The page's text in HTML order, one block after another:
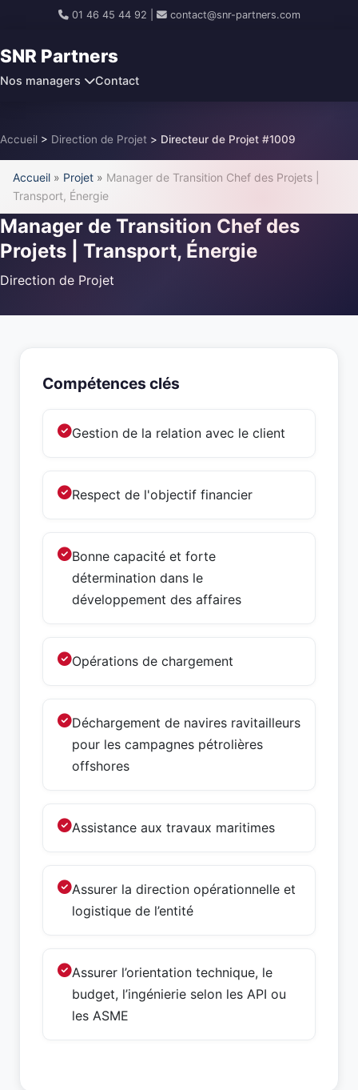
01 46 45 44 92 contact@snr-partners.com
SNR Partners
Nos managers Contact
Accueil > Direction de Projet > Directeur de Projet #1009
Accueil » Projet » Manager de Transition Chef des Projets |
Transport, Énergie
Manager de Transition Chef des
Projets | Transport, Énergie
Direction de Projet
Compétences clés
Gestion de la relation avec le client
Respect de l'objectif financier
Bonne capacité et forte
détermination dans le
développement des affaires
Opérations de chargement
Déchargement de navires ravitailleurs
pour les campagnes pétrolières
offshores
Assistance aux travaux maritimes
Assurer la direction opérationnelle et
logistique de l’entité
Assurer l’orientation technique, le
budget, l’ingénierie selon les API ou
les ASME